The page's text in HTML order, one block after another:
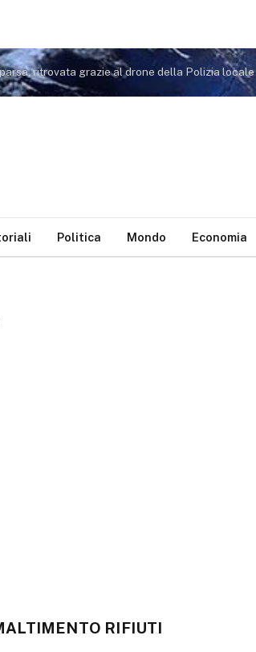
ritrovata grazie al drone della Polizia locale
Politica Mondo Economia
RIFIUTI